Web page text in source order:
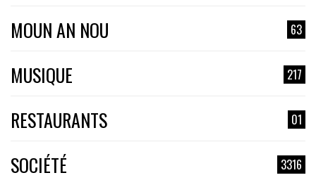
MOUN AN NOU 63
MUSIQUE 217
RESTAURANTS 01
SOCIÉTÉ 3316